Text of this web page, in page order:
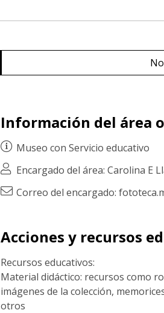
Información del área
Museo con Servicio educativo
Encargado del área: Carolina E
Correo del encargado:
Acciones y recursos
Recursos educativos:
Material didáctico: recursos como
imágenes de la colección,
otros